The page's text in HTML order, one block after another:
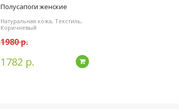
Полусапоги женские
Натуральная кожа, Текстиль,
Коричневый
1980 р.
1782 р. Подробнее